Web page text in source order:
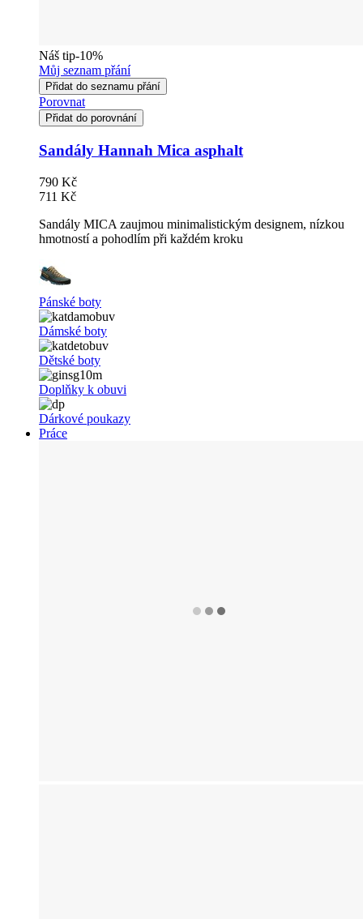
Náš tip-10%
Můj seznam přání
Přidat do seznamu přání
Porovnat
Přidat do porovnání
Sandály Hannah Mica asphalt
790 Kč
711 Kč
Sandály MICA zaujmou minimalistickým designem, nízkou
hmotností a pohodlím při každém kroku
Pánské boty
Dámské boty
Dětské boty
Doplňky k obuvi
Dárkové poukazy
Práce